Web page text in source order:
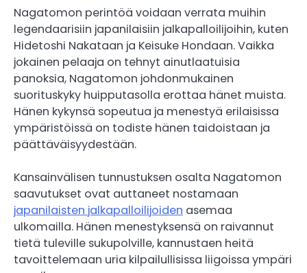
Nagatomon perintöä voidaan verrata muihin
legendaarisiin japanilaisiin jalkapalloilijoihin, kuten
Hidetoshi Nakataan ja Keisuke Hondaan. Vaikka
jokainen pelaaja on tehnyt ainutlaatuisia
panoksia, Nagatomon johdonmukainen
suorituskyky huipputasolla erottaa hänet muista.
Hänen kykynsä sopeutua ja menestyä erilaisissa
ympäristöissä on todiste hänen taidoistaan ja
päättäväisyydestään.
Kansainvälisen tunnustuksen osalta Nagatomon
saavutukset ovat auttaneet nostamaan
japanilaisten jalkapalloilijoiden asemaa
ulkomailla. Hänen menestyksensä on raivannut
tietä tuleville sukupolville, kannustaen heitä
tavoittelemaan uria kilpailullisissa liigoissa ympäri